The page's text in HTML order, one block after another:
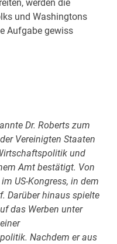
werden die
und Washingtons
Aufgabe gewiss
Dr. Roberts zum
Vereinigten Staaten
und
Amt bestätigt. Von
US-Kongress, in dem
Darüber hinaus spielte
das Werben unter
Nachdem er aus